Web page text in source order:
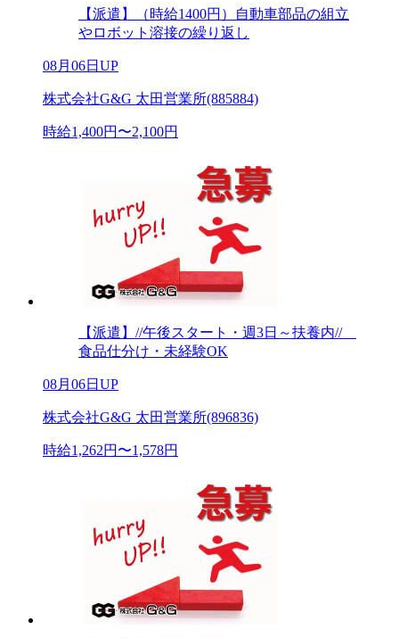
【派遣】（時給1400円）自動車部品の組立
やロボット溶接の繰り返し
08月06日UP
株式会社G&G 太田営業所(885884)
時給1,400円〜2,100円
【派遣】//午後スタート・週3日～扶養内//
食品仕分け・未経験OK
08月06日UP
株式会社G&G 太田営業所(896836)
時給1,262円〜1,578円